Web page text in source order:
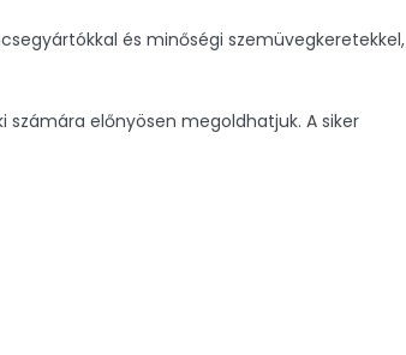
és minőségi szemüvegkeretekkel,
előnyösen megoldhatjuk. A siker